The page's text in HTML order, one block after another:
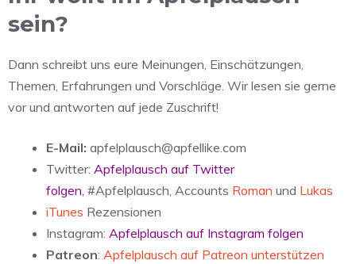
sein?
Dann schreibt uns eure Meinungen, Einschätzungen,
Themen, Erfahrungen und Vorschläge. Wir lesen sie gerne
vor und antworten auf jede Zuschrift!
E-Mail: apfelplausch@apfellike.com
Twitter: Apfelplausch auf Twitter
folgen, #Apfelplausch, Accounts Roman und Lukas
iTunes Rezensionen
Instagram: Apfelplausch auf Instagram folgen
Patreon: Apfelplausch auf Patreon unterstützen